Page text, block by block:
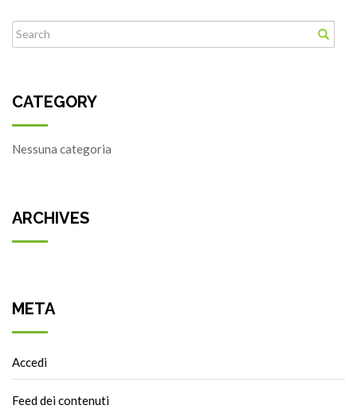
CATEGORY
Nessuna categoria
ARCHIVES
META
Accedi
Feed dei contenuti